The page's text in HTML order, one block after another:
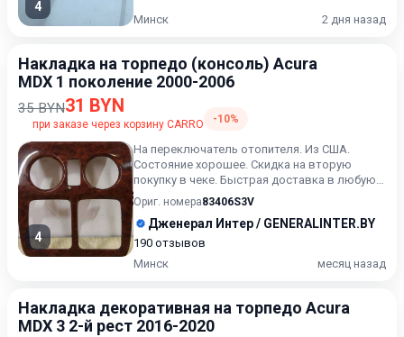
4
Минск 2 дня назад
Накладка на торпедо (консоль) Acura
MDX 1 поколение 2000-2006
35 BYN31 BYN
при заказе через корзину CARRO -10%
4
На переключатель отопителя. Из США.
Состояние хорошее. Скидка на вторую
покупку в чеке. Быстрая доставка в любую
точку.Быстрая доставка в лю...
Ориг. номера83406S3V
Дженерал Интер / GENERALINTER.BY
190 отзывов
Минск
месяц назад
Накладка декоративная на торпедо Acura
MDX 3 2-й рест 2016-2020